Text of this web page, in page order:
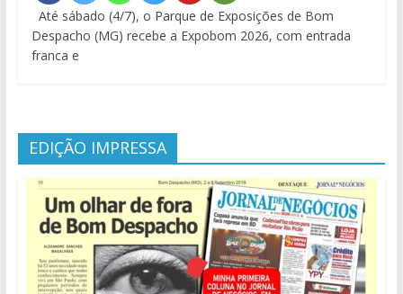
Até sábado (4/7), o Parque de Exposições de Bom
Despacho (MG) recebe a Expobom 2026, com entrada
franca e
EDIÇÃO IMPRESSA